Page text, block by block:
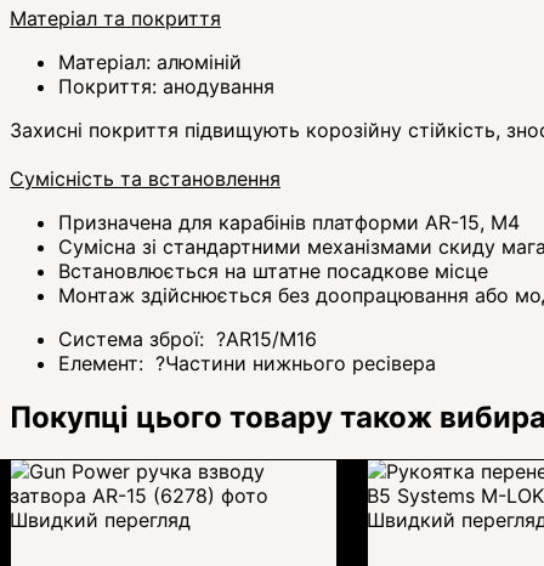
Матеріал та покриття
Матеріал: алюміній
Покриття: анодування
Захисні покриття підвищують корозійну стійкість,
Сумісність та встановлення
Призначена для карабінів платформи AR-15, М4
Сумісна зі стандартними механізмами скиду
Встановлюється на штатне посадкове місце
Монтаж здійснюється без доопрацювання або
Система зброї: ?AR15/M16
Елемент: ?Частини нижнього ресівера
Покупці цього товару також
Швидкий перегляд Швидкий